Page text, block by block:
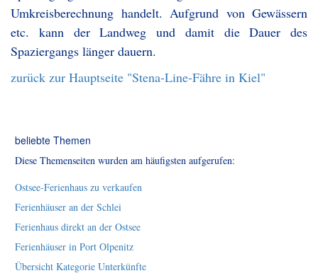
Umkreisberechnung handelt. Aufgrund von Gewässern
etc. kann der Landweg und damit die Dauer des
Spaziergangs länger dauern.
zurück zur Hauptseite "Stena-Line-Fähre in Kiel"
beliebte Themen
Diese Themenseiten wurden am häufigsten aufgerufen:
Ostsee-Ferienhaus zu verkaufen
Ferienhäuser an der Schlei
Ferienhaus direkt an der Ostsee
Ferienhäuser in Port Olpenitz
Übersicht Kategorie Unterkünfte